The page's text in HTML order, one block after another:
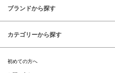
ブランドから探す
カテゴリーから探す
初めての方へ